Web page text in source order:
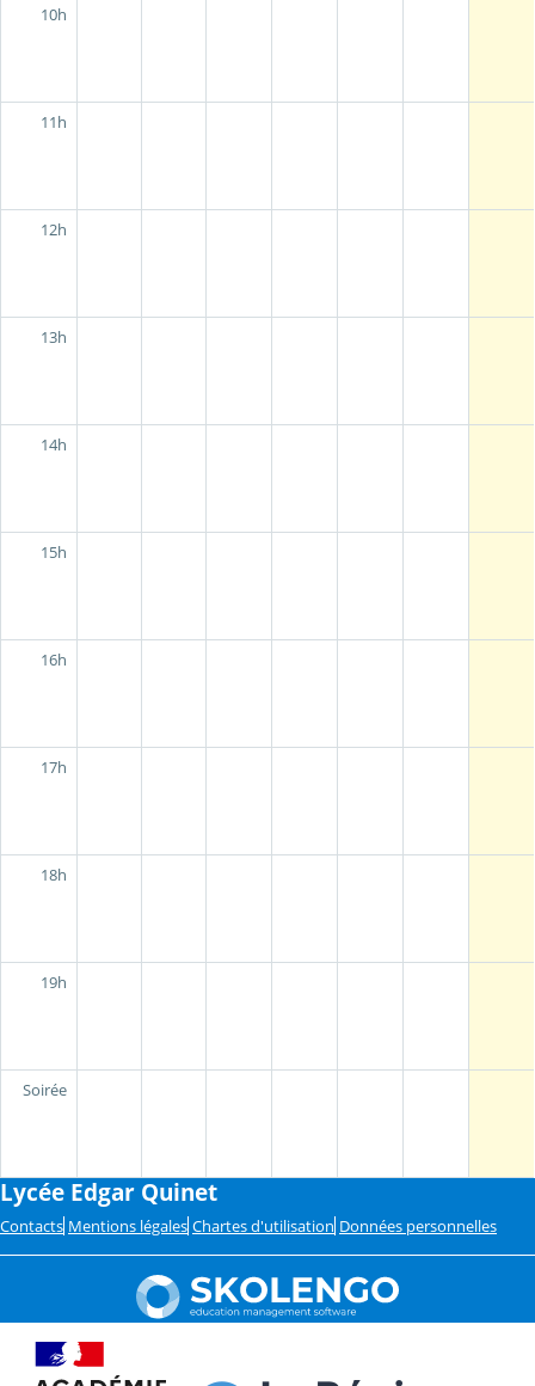
10h
11h
12h
13h
14h
15h
16h
17h
18h
19h
Soirée
Lycée Edgar Quinet
Contacts Mentions légales Chartes d'utilisation Données personnelles